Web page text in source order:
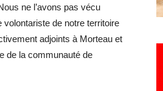
ne l’avons pas vécu
volontariste de notre territoire
adjoints à Morteau et
de la communauté de